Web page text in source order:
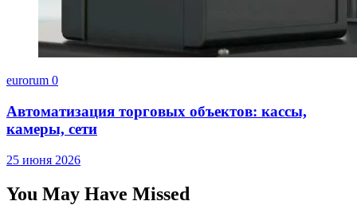
eurorum 0
Автоматизация торговых объектов: кассы,
камеры, сети
25 июня 2026
You May Have Missed